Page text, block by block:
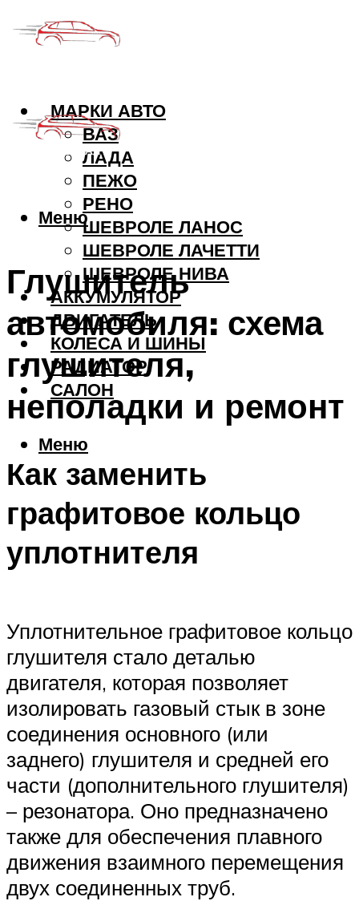
МАРКИ АВТО
ВАЗ
ЛАДА
ПЕЖО
РЕНО
ШЕВРОЛЕ ЛАНОС
ШЕВРОЛЕ ЛАЧЕТТИ
ШЕВРОЛЕ НИВА
АККУМУЛЯТОР
ДВИГАТЕЛЬ
КОЛЕСА И ШИНЫ
РАДИАТОР
САЛОН
Меню
Меню
Глушитель
автомобиля: схема
глушителя,
неполадки и ремонт
Как заменить
графитовое кольцо
уплотнителя
Уплотнительное графитовое кольцо
глушителя стало деталью
двигателя, которая позволяет
изолировать газовый стык в зоне
соединения основного (или
заднего) глушителя и средней его
части (дополнительного глушителя)
– резонатора. Оно предназначено
также для обеспечения плавного
движения взаимного перемещения
двух соединенных труб.